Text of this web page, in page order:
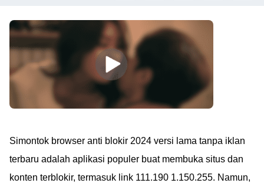
Simontok browser anti blokir 2024 versi lama tanpa iklan
terbaru adalah aplikasi populer buat membuka situs dan
konten terblokir, termasuk link 111.190 1.150.255. Namun,